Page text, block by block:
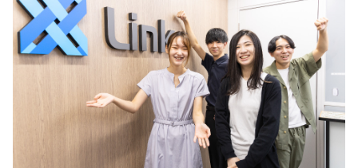
インタビュー
リファレンス
個人向けプラン
再チャレンジ結果一覧
paiza times
note